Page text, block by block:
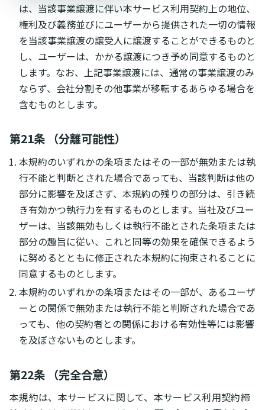
は、当該事業譲渡に伴い本サービス利用契約上の地位、
権利及び義務並びにユーザーから提供された一切の情報
を当該事業譲渡の譲受人に譲渡することができるものと
し、ユーザーは、かかる譲渡につき予め同意するものと
します。なお、上記事業譲渡には、通常の事業譲渡のみ
ならず、会社分割その他事業が移転するあらゆる場合を
含むものとします。
第21条 （分離可能性）
本規約のいずれかの条項またはその一部が無効または執
行不能と判断とされた場合であっても、当該判断は他の
部分に影響を及ぼさず、本規約の残りの部分は、引き続
き有効かつ執行力を有するものとします。当社及びユー
ザーは、当該無効もしくは執行不能とされた条項または
部分の趣旨に従い、これと同等の効果を確保できるよう
に努めるとともに修正された本規約に拘束されることに
同意するものとします。
本規約のいずれかの条項またはその一部が、あるユーザ
ーとの関係で無効または執行不能と判断された場合であ
っても、他の契約者との関係における有効性等には影響
を及ぼさないものとします。
第22条 （完全合意）
本規約は、本サービスに関して、本サービス利用契約締